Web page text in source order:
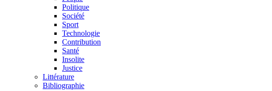
Politique
Société
Sport
Technologie
Contribution
Santé
Insolite
Justice
Littérature
Bibliographie